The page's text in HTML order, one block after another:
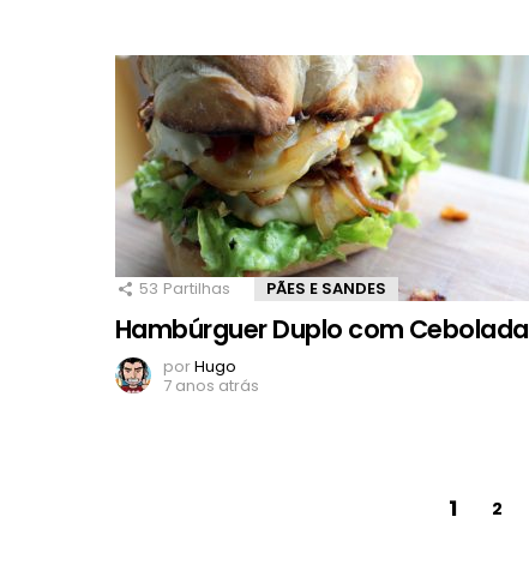
53 Partilhas PÃES E SANDES
Hambúrguer Duplo com Cebolada
porHugo
7 anos atrás
1 2